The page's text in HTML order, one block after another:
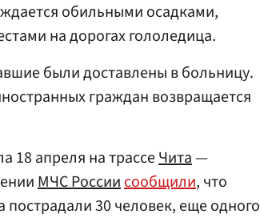
обильными осадками,
на дорогах гололедица.
были доставлены в больницу.
граждан возвращается
18 апреля на трассеЧита—
МЧС Россиисообщили, что
пострадали 30 человек, еще одного